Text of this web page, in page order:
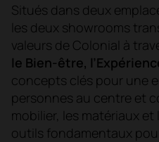
Situés dans deux
les deux showrooms
valeurs de Colonial à
le Bien-être,
concepts clés pour une
personnes au centre et
mobilier, les matériaux et
outils fondamentaux